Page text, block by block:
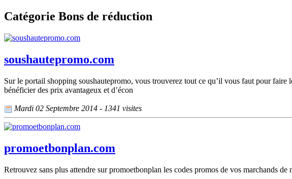
Catégorie Bons de réduction
soushautepromo.com
Sur le portail shopping soushautepromo, vous trouverez tout ce qu’il vous faut pour
bénéficier des prix avantageux et d’écon
Mardi 02 Septembre 2014 - 1341 visites
promoetbonplan.com
Retrouvez sans plus attendre sur promoetbonplan les codes promos de vos marchands